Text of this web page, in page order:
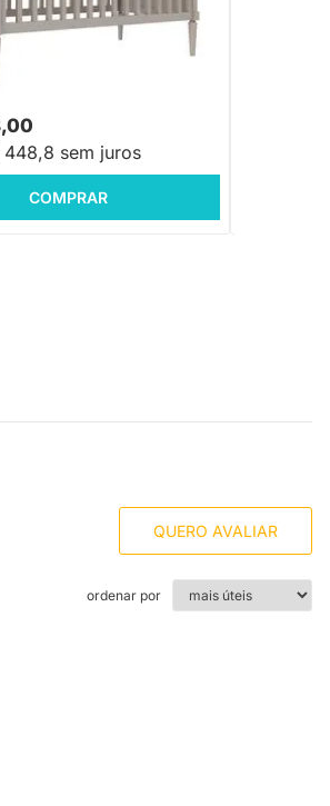
448,8 sem juros
COMPRAR
QUERO AVALIAR
ordenar por